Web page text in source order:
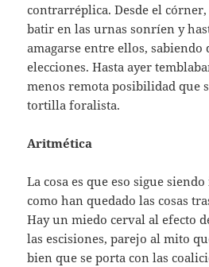
contrarréplica. Desde el
batir en las urnas sonríen y
amagarse entre ellos, sabiendo
elecciones. Hasta ayer
menos remota posibilidad que
tortilla foralista.
Aritmética
La cosa es que eso sigue
como han quedado las cosas
Hay un miedo cerval al efecto
las escisiones, parejo al mito
bien que se porta con las